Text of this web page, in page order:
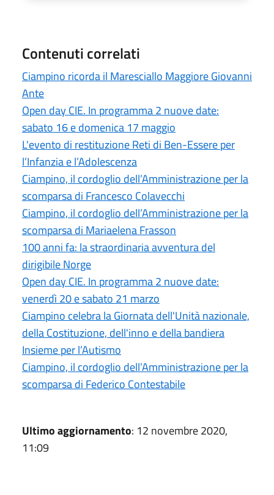
Contenuti correlati
Ciampino ricorda il Maresciallo Maggiore Giovanni
Ante
Open day CIE. In programma 2 nuove date:
sabato 16 e domenica 17 maggio
L'evento di restituzione Reti di Ben-Essere per
l’Infanzia e l’Adolescenza
Ciampino, il cordoglio dell’Amministrazione per la
scomparsa di Francesco Colavecchi
Ciampino, il cordoglio dell’Amministrazione per la
scomparsa di Mariaelena Frasson
100 anni fa: la straordinaria avventura del
dirigibile Norge
Open day CIE. In programma 2 nuove date:
venerdì 20 e sabato 21 marzo
Ciampino celebra la Giornata dell'Unità nazionale,
della Costituzione, dell'inno e della bandiera
Insieme per l’Autismo
Ciampino, il cordoglio dell’Amministrazione per la
scomparsa di Federico Contestabile
Ultimo aggiornamento: 12 novembre 2020,
11:09